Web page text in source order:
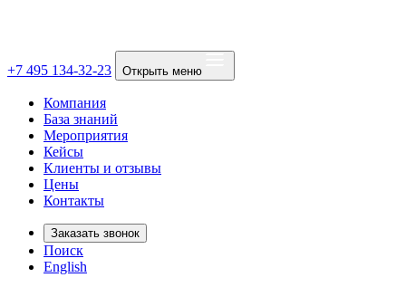
+7 495 134-32-23 Открыть меню
Компания
База знаний
Мероприятия
Кейсы
Клиенты и отзывы
Цены
Контакты
Заказать звонок
Поиск
English